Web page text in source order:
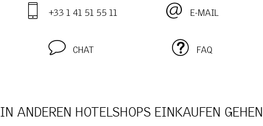
+33 1 41 51 55 11 E-MAIL
CHAT FAQ
IN ANDEREN HOTELSHOPS EINKAUFEN GEHEN